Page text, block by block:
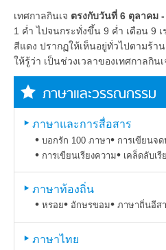
เทศกาลกินเจ ตรงกับวันที่ 6 ตุลาคม
1 ค่ำ ไปจนกระทั่งขึ้น 9 ค่ำ เดือน 9
สีแดง ปรากฏให้เห็นอยู่ทั่วไปตามร้
ให้รู้ว่า เป็นช่วงเวลาของเทศกาลกินเ
ภาษาและวรรณกรรม
ภาษาและการสื่อสาร
บอกรัก 100 ภาษา
การเขียนจ
การเขียนเรียงความ
เคล็ดลับเ
ภาษาท้องถิ่น
หรอย อักษรขอม ภาษาถิ่นอีส
ภาษาไทย